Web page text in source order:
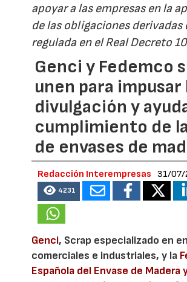
apoyar a las empresas en la
de las obligaciones derivadas
regulada en el Real Decreto
Genci y Fedemco
unen para impusar
divulgación y
cumplimiento de
de envases de
Redacción Interempresas 31/07/
4231
Genci, Scrap especializado en
comerciales e industriales, y la
Española del Envase de Madera